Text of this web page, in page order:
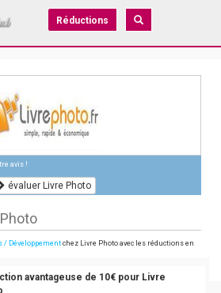
Réductions
avis !
évaluer Livre Photo
/ Développement chez Livre Photo avec les réductions en
avantageuse de 10€ pour Livre